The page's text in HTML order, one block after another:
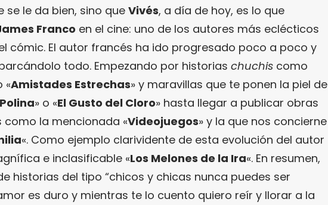
se le da bien, sino que Vivés, a día de hoy, es lo que
Franco en el cine: uno de los autores más eclécticos
cómic. El autor francés ha ido progresado poco a poco y
todo. Empezando por historias chuchis como
«Amistades Estrechas» y maravillas que te ponen la piel de
Polina» o «El Gusto del Cloro» hasta llegar a publicar obras
como la mencionada «Videojuegos» y la que nos concierne
«. Como ejemplo clarividente de esta evolución del autor
e inclasificable «Los Melones de la Ira«. En resumen,
historias del tipo “chicos y chicas nunca puedes ser
es duro y mientras te lo cuento quiero reír y llorar a la